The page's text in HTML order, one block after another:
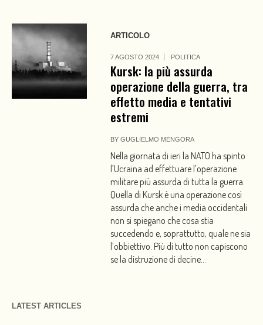
ARTICOLO
7 AGOSTO 2024 POLITICA
Kursk: la più assurda
operazione della guerra, tra
effetto media e tentativi
estremi
BYGUGLIELMO MENGORA
Nella giornata di ieri la NATO ha spinto
l’Ucraina ad effettuare l’operazione
militare più assurda di tutta la guerra.
Quella di Kursk è una operazione così
assurda che anche i media occidentali
non si spiegano che cosa stia
succedendo e, soprattutto, quale ne sia
l’obbiettivo. Più di tutto non capiscono
se la distruzione di decine...
LATEST ARTICLES